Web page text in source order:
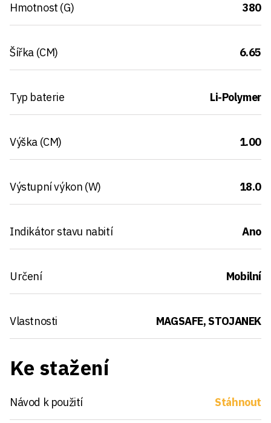
Hmotnost (G) 380
Šířka (CM) 6.65
Typ baterie Li-Polymer
Výška (CM) 1.00
Výstupní výkon (W) 18.0
Indikátor stavu nabití Ano
Určení Mobilní
Vlastnosti MAGSAFE, STOJANEK
Ke stažení
Návod k použití Stáhnout